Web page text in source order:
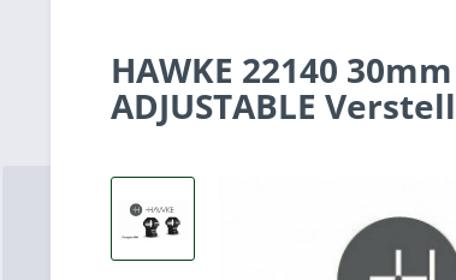
HAWKE 22140
ADJUSTABLE